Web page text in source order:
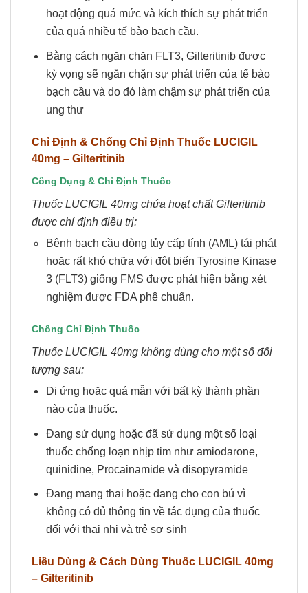
hoạt động quá mức và kích thích sự phát triển
của quá nhiều tế bào bạch cầu.
Bằng cách ngăn chặn FLT3, Gilteritinib được
kỳ vọng sẽ ngăn chặn sự phát triển của tế bào
bạch cầu và do đó làm chậm sự phát triển của
ung thư
Chỉ Định & Chống Chỉ Định Thuốc LUCIGIL
40mg – Gilteritinib
Công Dụng & Chỉ Định Thuốc
Thuốc LUCIGIL 40mg chứa hoạt chất Gilteritinib
được chỉ định điều trị:
Bệnh bạch cầu dòng tủy cấp tính (AML) tái phát
hoặc rất khó chữa với đột biến Tyrosine Kinase
3 (FLT3) giống FMS được phát hiện bằng xét
nghiệm được FDA phê chuẩn.
Chống Chỉ Định Thuốc
Thuốc LUCIGIL 40mg không dùng cho một số đối
tượng sau:
Dị ứng hoặc quá mẫn với bất kỳ thành phần
nào của thuốc.
Đang sử dụng hoặc đã sử dụng một số loại
thuốc chống loạn nhịp tim như amiodarone,
quinidine, Procainamide và disopyramide
Đang mang thai hoặc đang cho con bú vì
không có đủ thông tin về tác dụng của thuốc
đối với thai nhi và trẻ sơ sinh
Liều Dùng & Cách Dùng Thuốc LUCIGIL 40mg
– Gilteritinib